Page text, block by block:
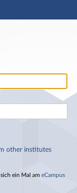
other institutes
ein Mal am eCampus